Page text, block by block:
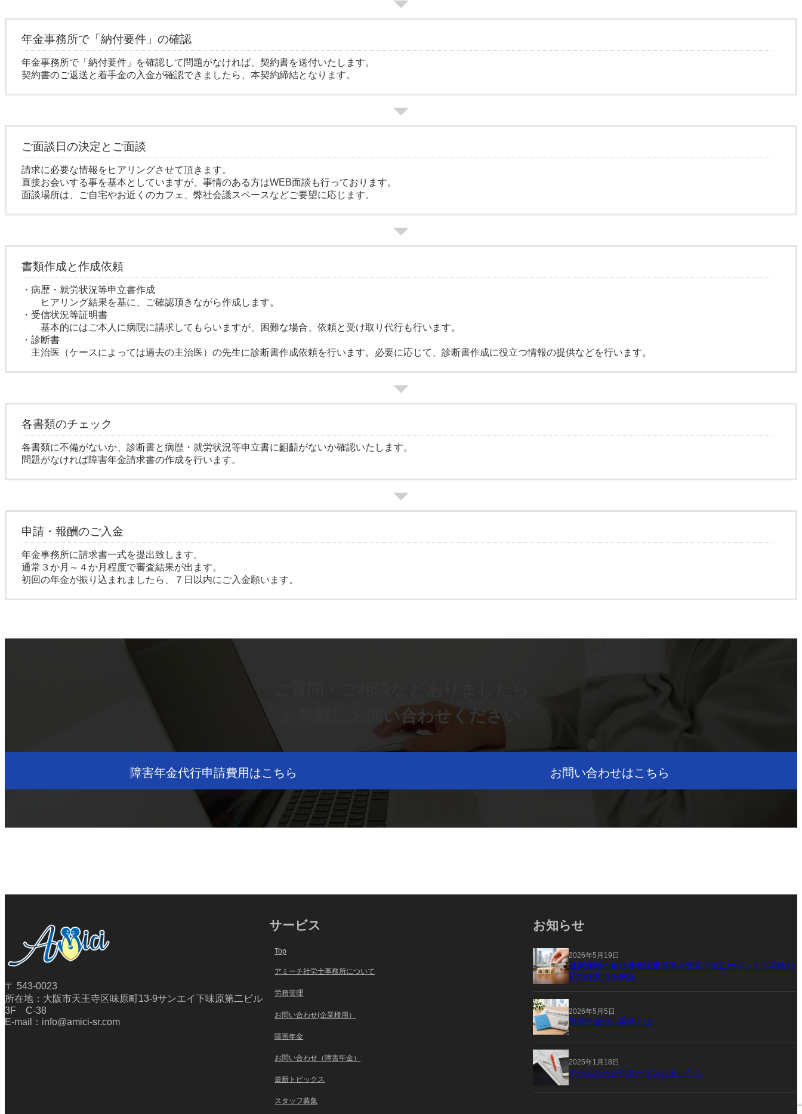
年金事務所で「納付要件」の確認
年金事務所で「納付要件」を確認して問題がなければ、契約書を送付いたします。
契約書のご返送と着手金の入金が確認できましたら、本契約締結となります。
ご面談日の決定とご面談
請求に必要な情報をヒアリングさせて頂きます。
直接お会いする事を基本としていますが、事情のある方はWEB面談も行っております。
面談場所は、ご自宅やお近くのカフェ、弊社会議スペースなどご要望に応じます。
書類作成と作成依頼
・病歴・就労状況等申立書作成
ヒアリング結果を基に、ご確認頂きながら作成します。
・受信状況等証明書
基本的にはご本人に病院に請求してもらいますが、困難な場合、依頼と受け取り代行も行います。
・診断書
主治医（ケースによっては過去の主治医）の先生に診断書作成依頼を行います。必要に応じて、診断書作成に役立つ情報の提供などを行います。
各書類のチェック
各書類に不備がないか、診断書と病歴・就労状況等申立書に齟齬がないか確認いたします。
問題がなければ障害年金請求書の作成を行います。
申請・報酬のご入金
年金事務所に請求書一式を提出致します。
通常３か月～４か月程度で審査結果が出ます。
初回の年金が振り込まれましたら、７日以内にご入金願います。
お気軽にお問い合わせください
障害年金代行申請費用はこちら お問い合わせはこちら
〒 543-0023
所在地：大阪市天王寺区味原町13-9サンエイ下味原第二ビル
3F C-38
E-mail：info@amici-sr.com
サービス
Top
アミーチ社労士事務所について
労務管理
お問い合わせ(企業様用）
障害年金
お問い合わせ（障害年金）
最新トピックス
スタッフ募集
お知らせ
2026年5月19日
健康保険の被扶養者認定基準が変更？改正ポイントと実務対
応の注意点を解説
2026年5月5日
障害年金の３要件とは
2025年1月18日
ホームページがオープンしました！